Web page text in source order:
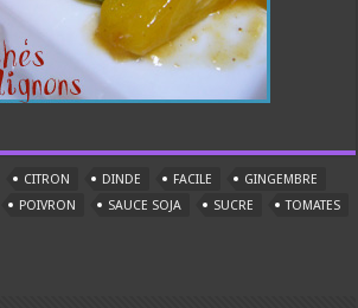
CITRON DINDE FACILE
GINGEMBRE
POIVRON SAUCE SOJA SUCRE
TOMATES